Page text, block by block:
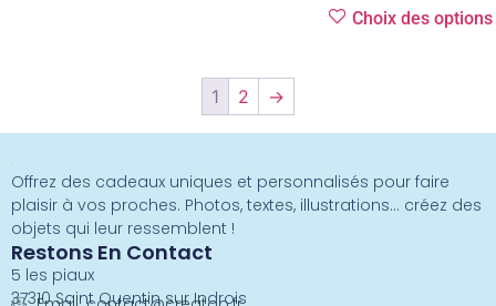
Choix des options
1 2 →
Offrez des cadeaux uniques et personnalisés pour faire
plaisir à vos proches. Photos, textes, illustrations… créez des
objets qui leur ressemblent !
Restons En Contact
5 les piaux
37310 Saint Quentin sur Indrois